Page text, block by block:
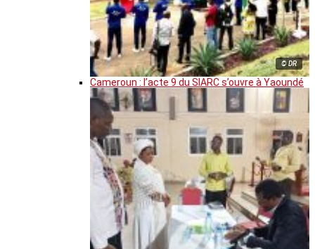
© DR
Cameroun : l’acte 9 du SIARC s’ouvre à Yaoundé